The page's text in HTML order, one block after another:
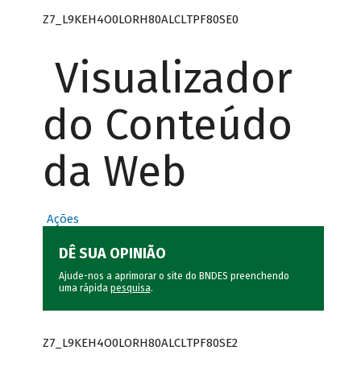
Z7_L9KEH4O0LORH80ALCLTPF80SE0
Visualizador
do Conteúdo
da Web
Ações
DÊ SUA OPINIÃO
Ajude-nos a aprimorar o site do BNDES preenchendo
uma rápida pesquisa.
Z7_L9KEH4O0LORH80ALCLTPF80SE2